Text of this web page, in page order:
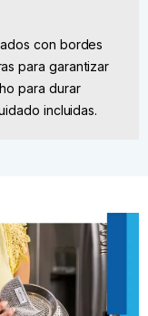
con bordes
para garantizar
para durar
incluidas.